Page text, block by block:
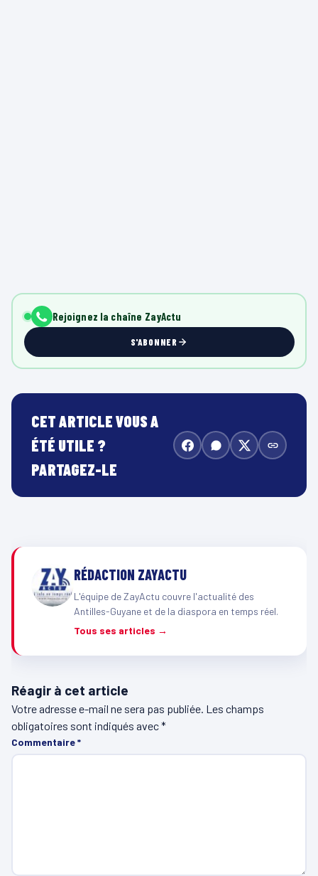
Rejoignez la chaîne ZayActu
S'ABONNER
CET ARTICLE VOUS A
ÉTÉ UTILE ?
PARTAGEZ-LE
RÉDACTION ZAYACTU
L'équipe de ZayActu couvre l'actualité des
Antilles-Guyane et de la diaspora en temps réel.
Tous ses articles →
Réagir à cet article
Votre adresse e-mail ne sera pas publiée. Les champs
obligatoires sont indiqués avec*
Commentaire*